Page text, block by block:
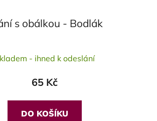
s obálkou - Bodlák
hodnocení
je
5,0
z
- ihned k odeslání
65 Kč
DO KOŠÍKU